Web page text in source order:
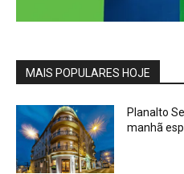
MAIS POPULARES HOJE
Planalto
manhã